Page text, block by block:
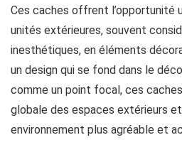
Ces caches offrent l’opportunité
unités extérieures, souvent
inesthétiques, en éléments
un design qui se fond dans le
comme un point focal, ces
globale des espaces extérieurs
environnement plus agréable et